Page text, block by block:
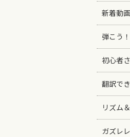
新着動画
弾こう
初心者
翻訳で
リズム
ガズレ